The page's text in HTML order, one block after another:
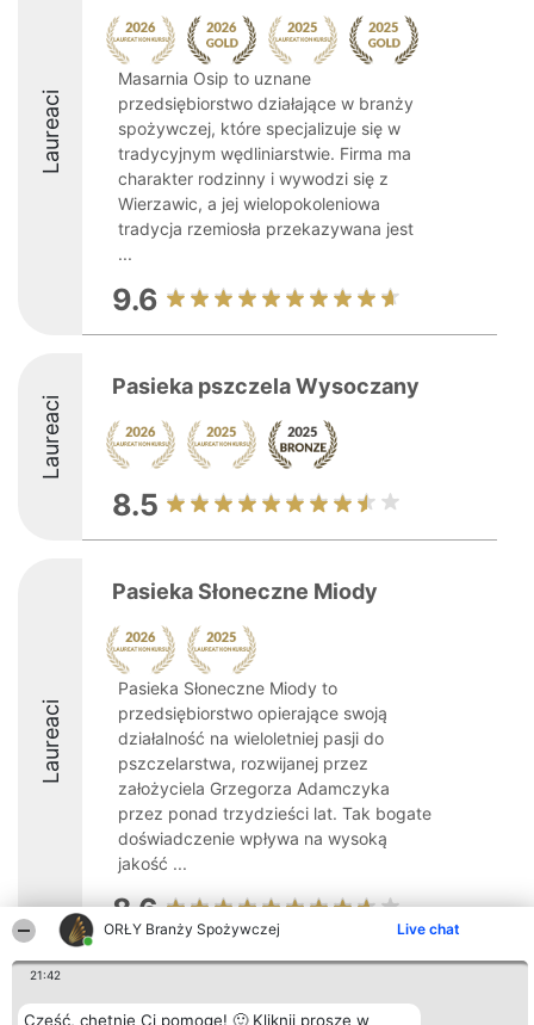
ORŁY Branży Spożywczej Live chat
21:42
Cześć, chętnie Ci pomogę! 🙂 Kliknij proszę w
Laureaci
Masarnia Osip to uznane
przedsiębiorstwo działające w branży
spożywczej, które specjalizuje się w
tradycyjnym wędliniarstwie. Firma ma
charakter rodzinny i wywodzi się z
Wierzawic, a jej wielopokoleniowa
tradycja rzemiosła przekazywana jest
...
9.6
Laureaci
Pasieka pszczela Wysoczany
8.5
Laureaci
Pasieka Słoneczne Miody
Pasieka Słoneczne Miody to
przedsiębiorstwo opierające swoją
działalność na wieloletniej pasji do
pszczelarstwa, rozwijanej przez
założyciela Grzegorza Adamczyka
przez ponad trzydzieści lat. Tak bogate
doświadczenie wpływa na wysoką
jakość ...
8.6
Bright Side Solutions sp. z o.